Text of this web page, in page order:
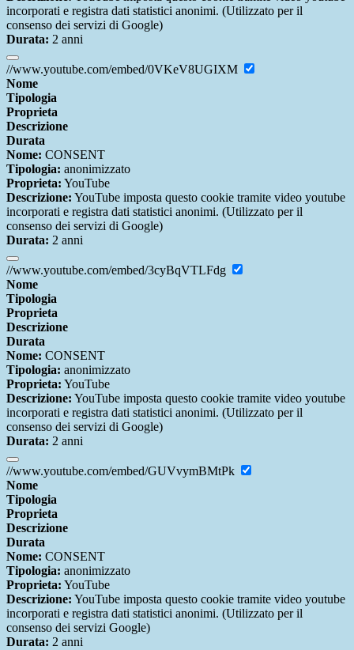
incorporati e registra dati statistici anonimi. (Utilizzato per il
consenso dei servizi di Google)
Durata: 2 anni
//www.youtube.com/embed/0VKeV8UGIXM
Nome
Tipologia
Proprieta
Descrizione
Durata
Nome: CONSENT
Tipologia: anonimizzato
Proprieta: YouTube
Descrizione: YouTube imposta questo cookie tramite video youtube
incorporati e registra dati statistici anonimi. (Utilizzato per il
consenso dei servizi di Google)
Durata: 2 anni
//www.youtube.com/embed/3cyBqVTLFdg
Nome
Tipologia
Proprieta
Descrizione
Durata
Nome: CONSENT
Tipologia: anonimizzato
Proprieta: YouTube
Descrizione: YouTube imposta questo cookie tramite video youtube
incorporati e registra dati statistici anonimi. (Utilizzato per il
consenso dei servizi di Google)
Durata: 2 anni
//www.youtube.com/embed/GUVvymBMtPk
Nome
Tipologia
Proprieta
Descrizione
Durata
Nome: CONSENT
Tipologia: anonimizzato
Proprieta: YouTube
Descrizione: YouTube imposta questo cookie tramite video youtube
incorporati e registra dati statistici anonimi. (Utilizzato per il
consenso dei servizi Google)
Durata: 2 anni